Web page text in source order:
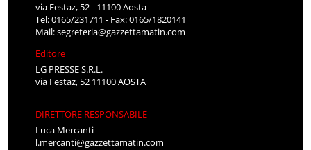
via Festaz, 52 - 11100 Aosta
Tel: 0165/231711 - Fax: 0165/1820141
Mail:segreteria@gazzettamatin.com
Editore
LG PRESSE S.R.L.
via Festaz, 52 11100 AOSTA
DIRETTORE RESPONSABILE
Luca Mercanti
l.mercanti@gazzettamatin.com